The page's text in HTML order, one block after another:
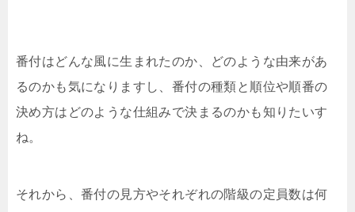
番付はどんな風に生まれたのか、どのような由来があ
るのかも気になりますし、番付の種類と順位や順番の
決め方はどのような仕組みで決まるのかも知りたいす
ね。
それから、番付の見方やそれぞれの階級の定員数は何